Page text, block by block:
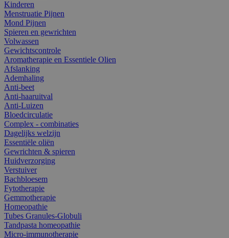
Kinderen
Menstruatie Pijnen
Mond Pijnen
Spieren en gewrichten
Volwassen
Gewichtscontrole
Aromatherapie en Essentiele Olien
Afslanking
Ademhaling
Anti-beet
Anti-haaruitval
Anti-Luizen
Bloedcirculatie
Complex - combinaties
Dagelijks welzijn
Essentiële oliën
Gewrichten & spieren
Huidverzorging
Verstuiver
Bachbloesem
Fytotherapie
Gemmotherapie
Homeopathie
Tubes Granules-Globuli
Tandpasta homeopathie
Micro-immunotherapie